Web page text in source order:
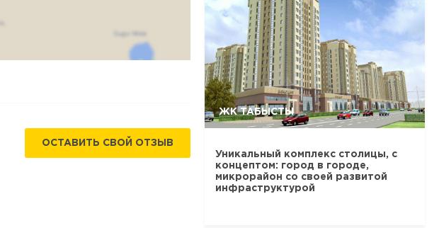
ОСТАВИТЬ СВОЙ ОТЗЫВ
ЖК ТАБЫСТЫ
Уникальный комплекс столицы, с
концептом: город в городе,
микрорайон со своей развитой
инфраструктурой